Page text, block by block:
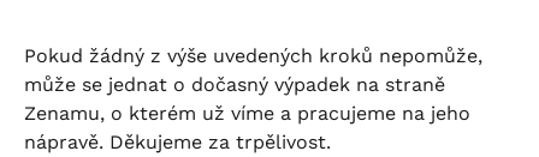
Pokud žádný z výše uvedených kroků nepomůže,
může se jednat o dočasný výpadek na straně
Zenamu, o kterém už víme a pracujeme na jeho
nápravě. Děkujeme za trpělivost.